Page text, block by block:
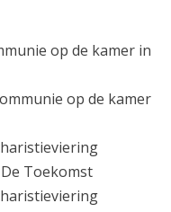
op de kamer in
op de kamer
Toekomst